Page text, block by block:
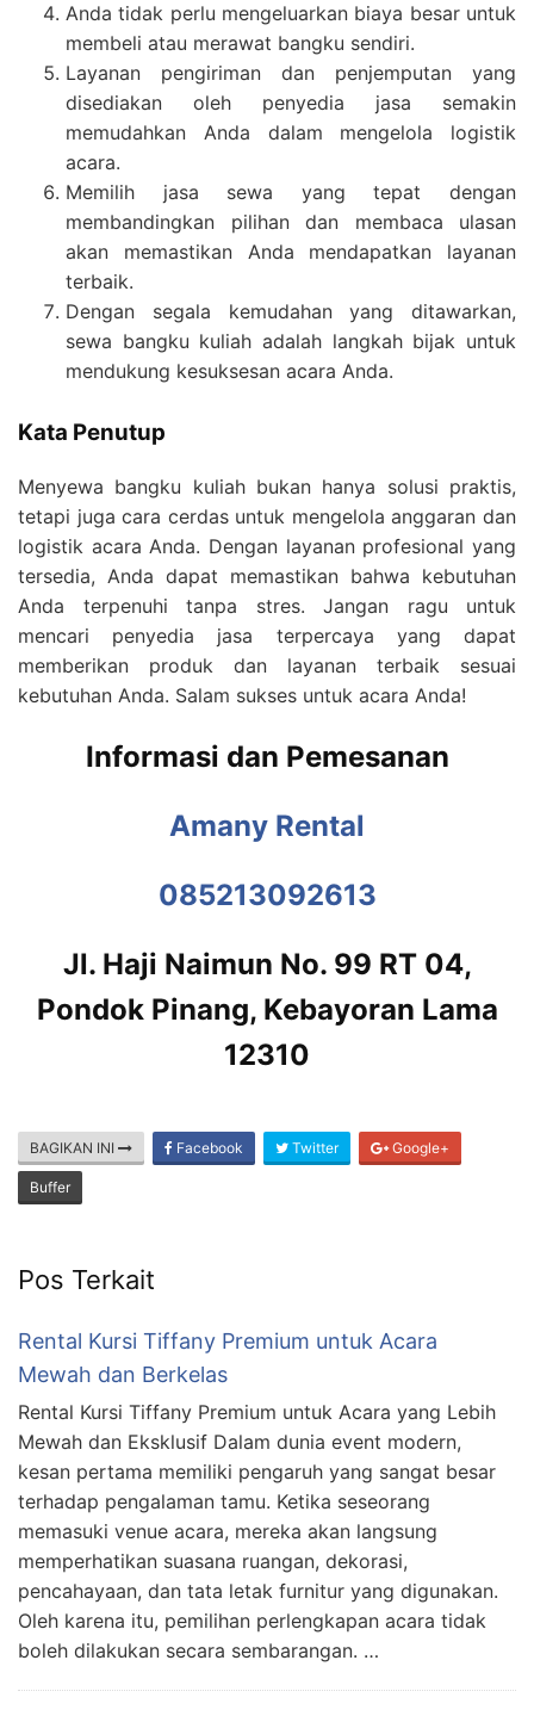
Anda tidak perlu mengeluarkan biaya besar untuk
membeli atau merawat bangku sendiri.
Layanan pengiriman dan penjemputan yang
disediakan oleh penyedia jasa semakin
memudahkan Anda dalam mengelola logistik
acara.
Memilih jasa sewa yang tepat dengan
membandingkan pilihan dan membaca ulasan
akan memastikan Anda mendapatkan layanan
terbaik.
Dengan segala kemudahan yang ditawarkan,
sewa bangku kuliah adalah langkah bijak untuk
mendukung kesuksesan acara Anda.
Kata Penutup
Menyewa bangku kuliah bukan hanya solusi praktis,
tetapi juga cara cerdas untuk mengelola anggaran dan
logistik acara Anda. Dengan layanan profesional yang
tersedia, Anda dapat memastikan bahwa kebutuhan
Anda terpenuhi tanpa stres. Jangan ragu untuk
mencari penyedia jasa terpercaya yang dapat
memberikan produk dan layanan terbaik sesuai
kebutuhan Anda. Salam sukses untuk acara Anda!
Informasi dan Pemesanan
Amany Rental
085213092613
Jl. Haji Naimun No. 99 RT 04,
Pondok Pinang, Kebayoran Lama
12310
BAGIKAN INI Facebook Twitter Google+
Buffer
Pos Terkait
Rental Kursi Tiffany Premium untuk Acara
Mewah dan Berkelas
Rental Kursi Tiffany Premium untuk Acara yang Lebih
Mewah dan Eksklusif Dalam dunia event modern,
kesan pertama memiliki pengaruh yang sangat besar
terhadap pengalaman tamu. Ketika seseorang
memasuki venue acara, mereka akan langsung
memperhatikan suasana ruangan, dekorasi,
pencahayaan, dan tata letak furnitur yang digunakan.
Oleh karena itu, pemilihan perlengkapan acara tidak
boleh dilakukan secara sembarangan. …